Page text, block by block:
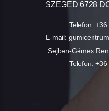
SZEGED 6728
Telefon: +36
E-mail:
Sejben-Gémes
Telefon: +36